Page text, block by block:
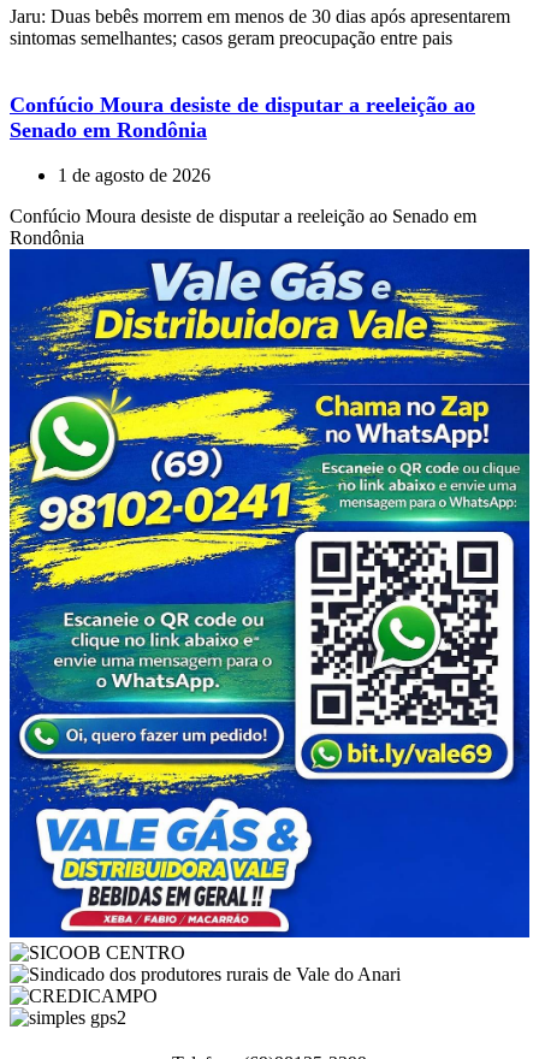
Jaru: Duas bebês morrem em menos de 30 dias após apresentarem
sintomas semelhantes; casos geram preocupação entre pais
Confúcio Moura desiste de disputar a reeleição ao
Senado em Rondônia
1 de agosto de 2026
Confúcio Moura desiste de disputar a reeleição ao Senado em
Rondônia